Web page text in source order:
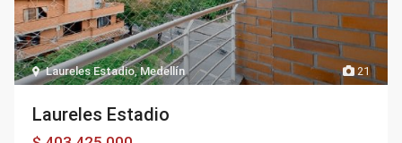
21
Laureles Estadio,Medellín
Laureles Estadio